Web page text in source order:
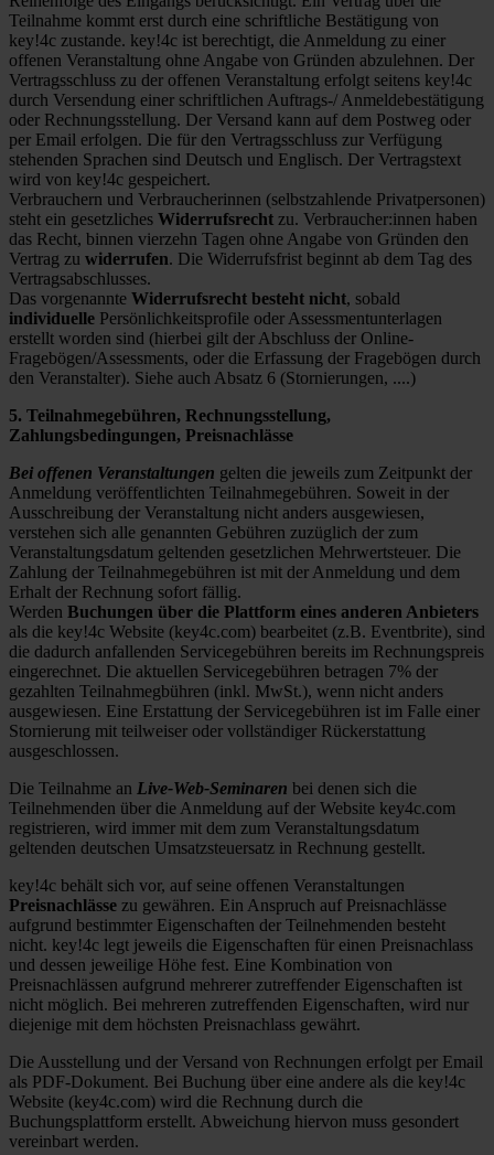
Teilnahme kommt erst durch eine schriftliche Bestätigung von
key!4c zustande. key!4c ist berechtigt, die Anmeldung zu einer
offenen Veranstaltung ohne Angabe von Gründen abzulehnen. Der
Vertragsschluss zu der offenen Veranstaltung erfolgt seitens key!4c
durch Versendung einer schriftlichen Auftrags-/ Anmeldebestätigung
oder Rechnungsstellung. Der Versand kann auf dem Postweg oder
per Email erfolgen. Die für den Vertragsschluss zur Verfügung
stehenden Sprachen sind Deutsch und Englisch. Der Vertragstext
wird von key!4c gespeichert.
Verbrauchern und Verbraucherinnen (selbstzahlende Privatpersonen)
steht ein gesetzliches Widerrufsrecht zu. Verbraucher:innen haben
das Recht, binnen vierzehn Tagen ohne Angabe von Gründen den
Vertrag zu widerrufen. Die Widerrufsfrist beginnt ab dem Tag des
Vertragsabschlusses.
Das vorgenannte Widerrufsrecht besteht nicht, sobald
individuelle Persönlichkeitsprofile oder Assessmentunterlagen
erstellt worden sind (hierbei gilt der Abschluss der Online-
Fragebögen/Assessments, oder die Erfassung der Fragebögen durch
den Veranstalter). Siehe auch Absatz 6 (Stornierungen, ....)
5. Teilnahmegebühren, Rechnungsstellung,
Zahlungsbedingungen, Preisnachlässe
Bei offenen Veranstaltungen gelten die jeweils zum Zeitpunkt der
Anmeldung veröffentlichten Teilnahmegebühren. Soweit in der
Ausschreibung der Veranstaltung nicht anders ausgewiesen,
verstehen sich alle genannten Gebühren zuzüglich der zum
Veranstaltungsdatum geltenden gesetzlichen Mehrwertsteuer. Die
Zahlung der Teilnahmegebühren ist mit der Anmeldung und dem
Erhalt der Rechnung sofort fällig.
Werden Buchungen über die Plattform eines anderen Anbieters
als die key!4c Website (key4c.com) bearbeitet (z.B. Eventbrite), sind
die dadurch anfallenden Servicegebühren bereits im Rechnungspreis
eingerechnet. Die aktuellen Servicegebühren betragen 7% der
gezahlten Teilnahmegbühren (inkl. MwSt.), wenn nicht anders
ausgewiesen. Eine Erstattung der Servicegebühren ist im Falle einer
Stornierung mit teilweiser oder vollständiger Rückerstattung
ausgeschlossen.
Die Teilnahme an Live-Web-Seminaren bei denen sich die
Teilnehmenden über die Anmeldung auf der Website key4c.com
registrieren, wird immer mit dem zum Veranstaltungsdatum
geltenden deutschen Umsatzsteuersatz in Rechnung gestellt.
key!4c behält sich vor, auf seine offenen Veranstaltungen
Preisnachlässe zu gewähren. Ein Anspruch auf Preisnachlässe
aufgrund bestimmter Eigenschaften der Teilnehmenden besteht
nicht. key!4c legt jeweils die Eigenschaften für einen Preisnachlass
und dessen jeweilige Höhe fest. Eine Kombination von
Preisnachlässen aufgrund mehrerer zutreffender Eigenschaften ist
nicht möglich. Bei mehreren zutreffenden Eigenschaften, wird nur
diejenige mit dem höchsten Preisnachlass gewährt.
Die Ausstellung und der Versand von Rechnungen erfolgt per Email
als PDF-Dokument. Bei Buchung über eine andere als die key!4c
Website (key4c.com) wird die Rechnung durch die
Buchungsplattform erstellt. Abweichung hiervon muss gesondert
vereinbart werden.